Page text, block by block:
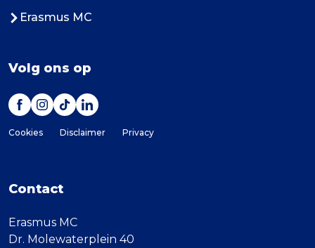
Erasmus MC
Volg ons op
Cookies Disclaimer Privacy
Contact
Erasmus MC
Dr. Molewaterplein 40